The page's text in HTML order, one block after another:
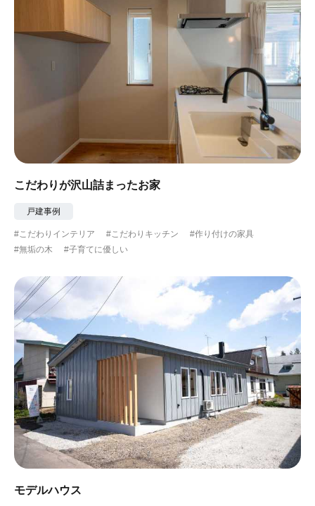
こだわりが沢山詰まったお家
戸建事例
#こだわりインテリア #こだわりキッチン
#作り付けの家具
#無垢の木
#子育てに優しい
モデルハウス